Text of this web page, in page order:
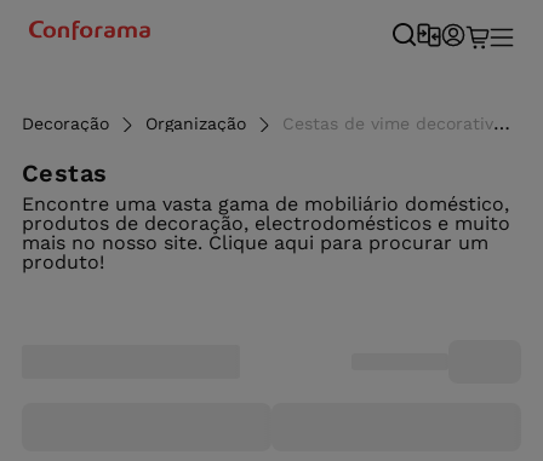
Decoração Organização Cestas de vime decorativas - Conforama
Cestas
Encontre uma vasta gama de mobiliário doméstico,
produtos de decoração, electrodomésticos e muito
mais no nosso site. Clique aqui para procurar um
produto!